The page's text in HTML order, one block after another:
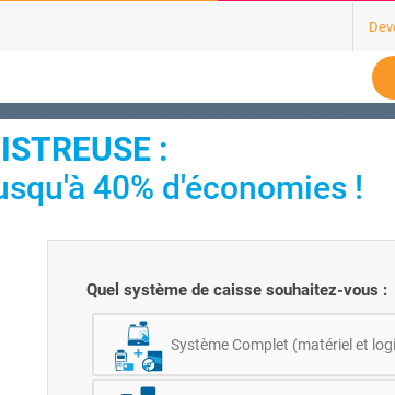
:
40% d'économies !
Quel système de caisse souhaitez-vous :
Système Complet (matériel et